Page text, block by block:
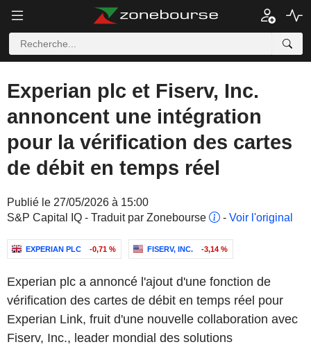
Experian plc et Fiserv, Inc.
annoncent une intégration
pour la vérification des cartes
de débit en temps réel
Publié le 27/05/2026 à 15:00
S&P Capital IQ - Traduit par Zonebourse
- Voir l'original
EXPERIAN PLC -0,71 % FISERV, INC. -3,14 %
Experian plc a annoncé l'ajout d'une fonction de
vérification des cartes de débit en temps réel pour
Experian Link, fruit d'une nouvelle collaboration avec
Fiserv, Inc., leader mondial des solutions